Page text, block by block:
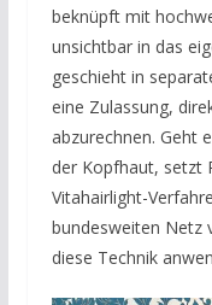
beknüpft mit
unsichtbar in das
geschieht in
eine Zulassung,
abzurechnen. Geht
der Kopfhaut, setzt
Vitahairlight-
bundesweiten Netz
diese Technik